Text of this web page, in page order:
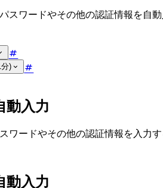
スワードやその他の認証情報を自
)
動入力
ワードやその他の認証情報を入力
動入力